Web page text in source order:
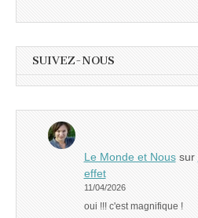
SUIVEZ-NOUS
Le Monde et Noussur
effet
11/04/2026
oui !!! c'est magnifique !